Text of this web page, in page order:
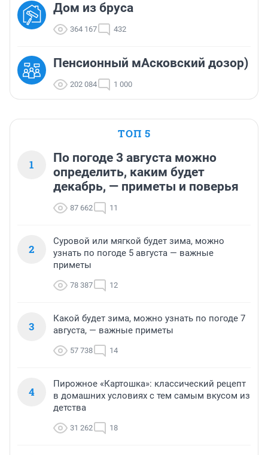
Дом из бруса
364 167 432
Пенсионный мАсковский дозор)
202 084 1 000
ТОП 5
1
По погоде 3 августа можно
определить, каким будет
декабрь, — приметы и поверья
87 662 11
2
Суровой или мягкой будет зима, можно
узнать по погоде 5 августа — важные
приметы
78 387 12
3
Какой будет зима, можно узнать по погоде 7
августа, — важные приметы
57 738 14
4
Пирожное «Картошка»: классический рецепт
в домашних условиях с тем самым вкусом из
детства
31 262 18